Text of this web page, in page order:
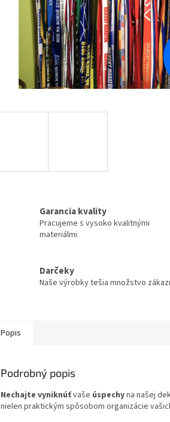
Garancia kvality
Pracujeme s vysoko kvalitnými
materiálmi
Darčeky
Naše výrobky tešia množstvo
Popis
Podrobný popis
Nechajte vyniknúťvaše úspechyna našej
nielen praktickým spôsobom organizácie